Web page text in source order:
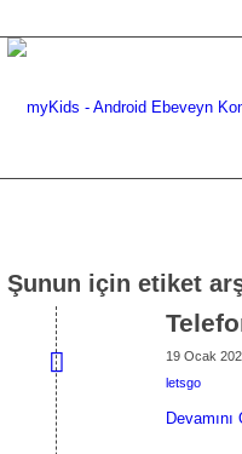
Şunun için etiket
19 Ocak
letsgo
Devamını